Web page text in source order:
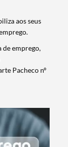
aos seus
de emprego,
Pacheco nº